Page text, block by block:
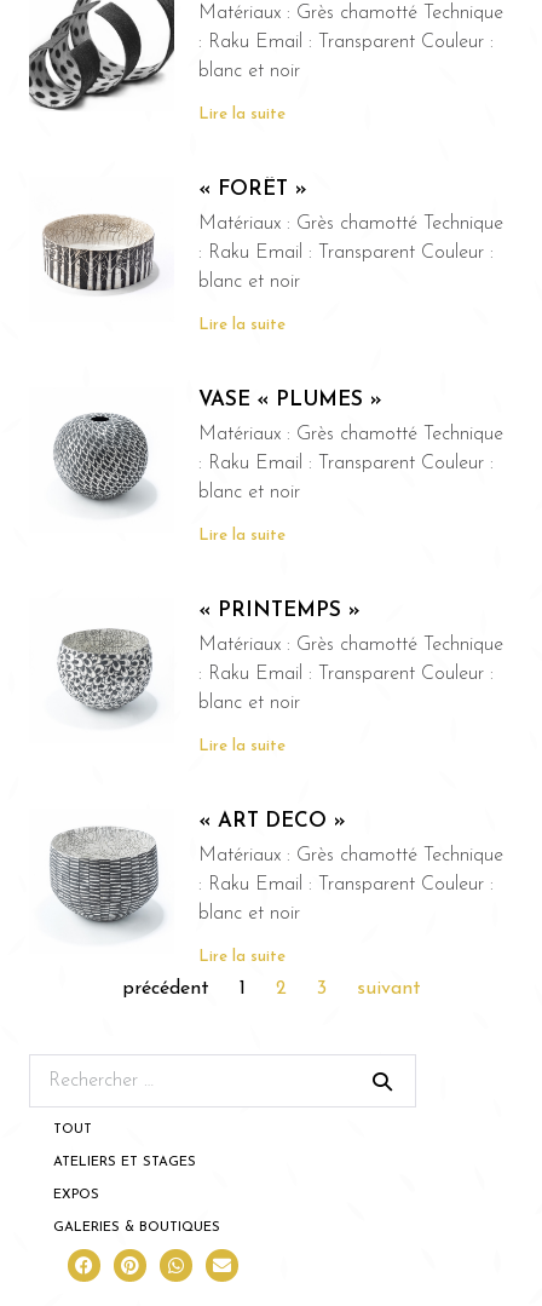
Matériaux : Grès chamotté Technique
: Raku Email : Transparent Couleur :
blanc et noir
Lire la suite
« FORÊT »
Matériaux : Grès chamotté Technique
: Raku Email : Transparent Couleur :
blanc et noir
Lire la suite
VASE « PLUMES »
Matériaux : Grès chamotté Technique
: Raku Email : Transparent Couleur :
blanc et noir
Lire la suite
« PRINTEMPS »
Matériaux : Grès chamotté Technique
: Raku Email : Transparent Couleur :
blanc et noir
Lire la suite
« ART DECO »
Matériaux : Grès chamotté Technique
: Raku Email : Transparent Couleur :
blanc et noir
Lire la suite
précédent 1 2 3 suivant
TOUT
ATELIERS ET STAGES
EXPOS
GALERIES & BOUTIQUES